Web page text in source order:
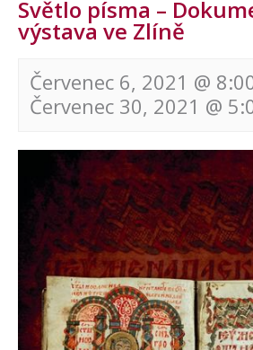
Světlo písma –
výstava ve Zlíně
Červenec 6, 2021 @
Červenec 30, 2021 @
Navigace
akce